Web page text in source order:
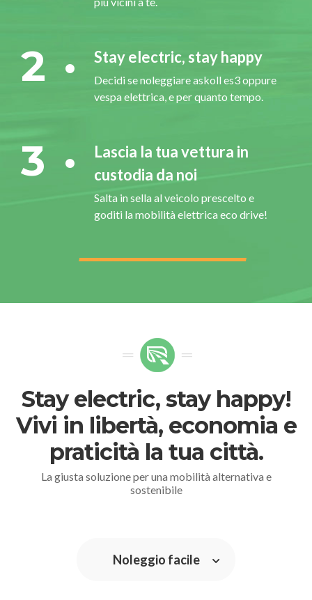
2 Stay electric, stay happy
Decidi se noleggiare askoll es3 oppure
vespa elettrica, e per quanto tempo.
3
Lascia la tua vettura in
custodia da noi
Salta in sella al veicolo prescelto e
goditi la mobilità elettrica eco drive!
Stay electric, stay happy!
Vivi in libertà, economia e
praticità la tua città.
La giusta soluzione per una mobilità alternativa e
sostenibile
Noleggio facile